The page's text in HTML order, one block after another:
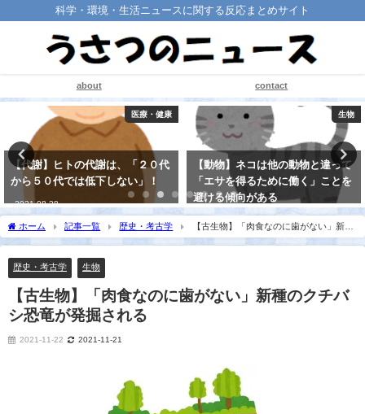
科学・環境・生活ニュースに関する反応まとめサイト
about contact
医療・健康
【代謝】ヒトの代謝は、「２０代
から５０代では低下しない」！
2021-08-28
生物
【動物】ネコは他の動物と違って
「エサを得るために働く」ことを
避ける傾向がある
ホーム 記事一覧 歴史・考古学
【古生物】「肉食なのに歯がない」新種
のクチバシ恐竜が発掘される
歴史・考古学 生物
【古生物】「肉食なのに歯がない」新種のクチバ
シ恐竜が発掘される
2021-11-22 2021-11-21